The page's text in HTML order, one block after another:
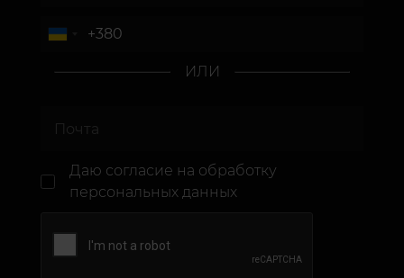
ИЛИ
Даю согласие на обработку
персональных данных